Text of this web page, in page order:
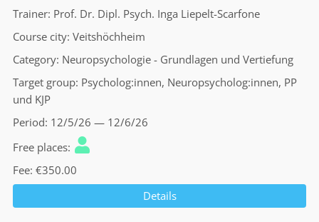
Trainer Prof. Dr. Dipl. Psych. Inga Liepelt-Scarfone
Course city Veitshöchheim
Category Neuropsychologie - Grundlagen und Vertiefung
Target group Psycholog:innen, Neuropsycholog:innen, PP
und KJP
Period 12/5/26 — 12/6/26
Free places
Fee €350.00
Details